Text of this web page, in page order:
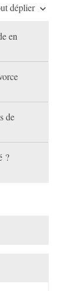
déplier keyboard_arrow_down
en
de
?